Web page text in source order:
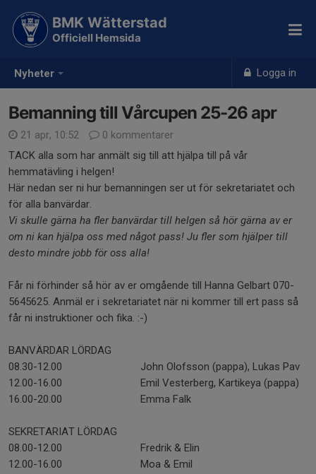
Nyheter Logga in
BMK Wätterstad
Officiell Hemsida
Bemanning till Vårcupen 25-26 apr
21 apr, 10:52
0 kommentarer
TACK alla som har anmält sig till att hjälpa till på vår
hemmatävling i helgen!
Här nedan ser ni hur bemanningen ser ut för sekretariatet och
för alla banvärdar.
Vi skulle gärna ha fler banvärdar till helgen så hör gärna av er
om ni kan hjälpa oss med något pass! Ju fler som hjälper till
desto mindre jobb för oss alla!
Får ni förhinder så hör av er omgående till Hanna Gelbart 070-
5645625. Anmäl er i sekretariatet när ni kommer till ert pass så
får ni instruktioner och fika. :-)
BANVÄRDAR LÖRDAG
08.30-12.00
John Olofsson (pappa), Lukas Pav
12.00-16.00
Emil Vesterberg, Kartikeya (pappa)
16.00-20.00
Emma Falk
SEKRETARIAT LÖRDAG
08.00-12.00
Fredrik & Elin
12.00-16.00
Moa & Emil